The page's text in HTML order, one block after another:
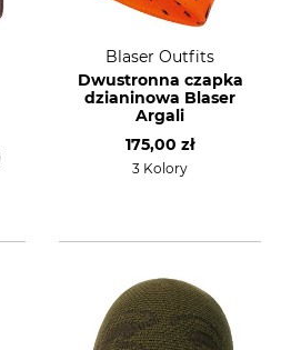
Blaser Outfits
Dwustronna czapka
dzianinowa Blaser
Argali
175,00 zł
3 Kolory